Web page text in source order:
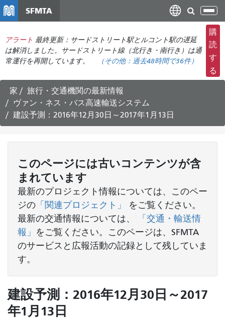
コ
ン
テ
ン
ツ
に
移
動
SFMTA
ナ
ビ
ゲ
ー
シ
ョ
り
替
アラート 最終更新：サードストリート駅とルコント駅の遅延
は解消しました。サードストリート線（北行き・南行き）は通
常運行を再開しています。
（その他： 過去48時間で36件）
購
読
す
る
家
旅行・交通機関の最新情報
ヴァン・ネス・バス高速輸送システム
建設予測：2016年12月30日～2017年1月13日
このページには古いコンテンツが含
まれています
最新のプロジェクト情報については、このペー
ジの 「関連プロジェクト」
をご覧ください。
最新の交通情報については、
「交通・輸送情
報」 をご覧ください。このページは、SFMTA
のサービスと広報活動の記録として残していま
す。
建設予測：2016年12月30日～2017
年1月13日